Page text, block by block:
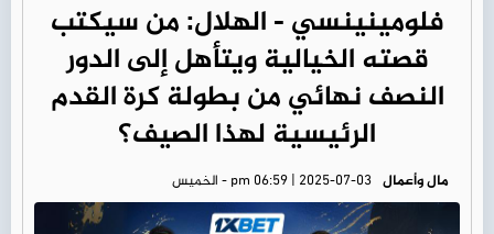
فلومينينسي - الهلال: من سيكتب
قصته الخيالية ويتأهل إلى الدور
النصف نهائي من بطولة كرة القدم
الرئيسية لهذا الصيف؟
مال وأعمال pm 06:59 | 2025-07-03 - الخميس